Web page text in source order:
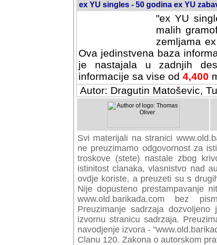
ex YU singles - 50 godina ex YU
"ex YU
malih
zemljama
Ova jedinstvena baza
je nastajala u zadnjih
informacije sa vise od 4,400
Autor: Dragutin Matoševic,
Svi materijali na stranici
preuzimamo odgovornost za
troskove (stete) nastale zbog
istinitost clanaka, vlasnistvo nad
ovdje koriste, a preuzeti su s
Nije dopusteno prestampavanje
www.old.barikada.com bez
Preuzimanje sadrzaja
izvornu stranicu sadrzaja.
navodjenje izvora -
Clanu 120. Zakona o autorskom